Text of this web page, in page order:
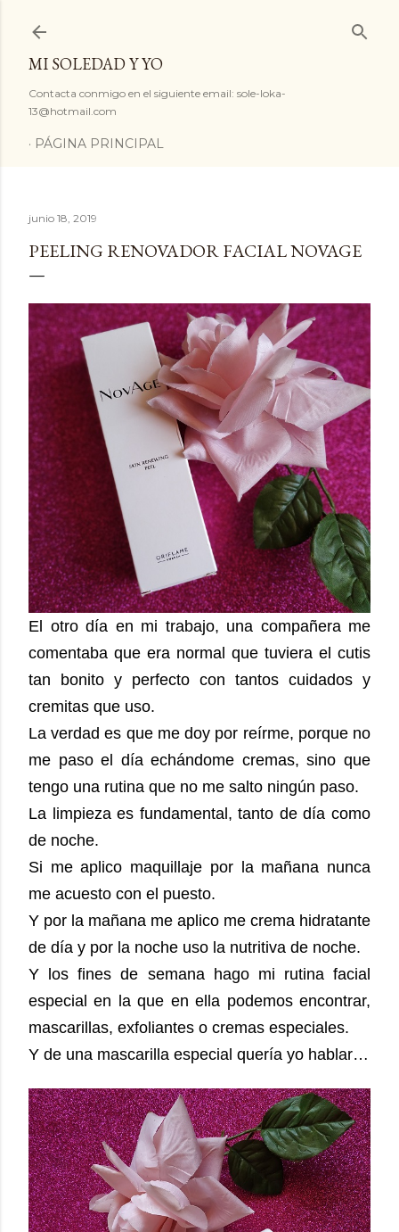
MI SOLEDAD Y YO
Contacta conmigo en el siguiente email: sole-loka-
13@hotmail.com
PÁGINA PRINCIPAL
junio 18, 2019
PEELING RENOVADOR FACIAL NOVAGE
El otro día en mi trabajo, una compañera me
comentaba que era normal que tuviera el cutis
tan bonito y perfecto con tantos cuidados y
cremitas que uso.
La verdad es que me doy por reírme, porque no
me paso el día echándome cremas, sino que
tengo una rutina que no me salto ningún paso.
La limpieza es fundamental, tanto de día como
de noche.
Si me aplico maquillaje por la mañana nunca
me acuesto con el puesto.
Y por la mañana me aplico me crema hidratante
de día y por la noche uso la nutritiva de noche.
Y los fines de semana hago mi rutina facial
especial en la que en ella podemos encontrar,
mascarillas, exfoliantes o cremas especiales.
Y de una mascarilla especial quería yo hablar…